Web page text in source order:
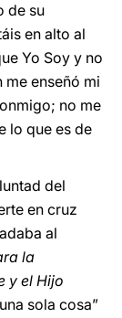
de su
en alto al
Yo Soy y no
me enseñó mi
no me
lo que es de
del
en cruz
al
la
y el Hijo
sola cosa”